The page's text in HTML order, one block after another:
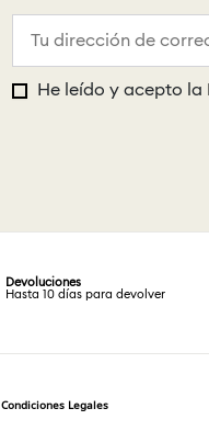
He leído y acepto la
Devoluciones
Hasta 10 días para devolver
Condiciones Legales